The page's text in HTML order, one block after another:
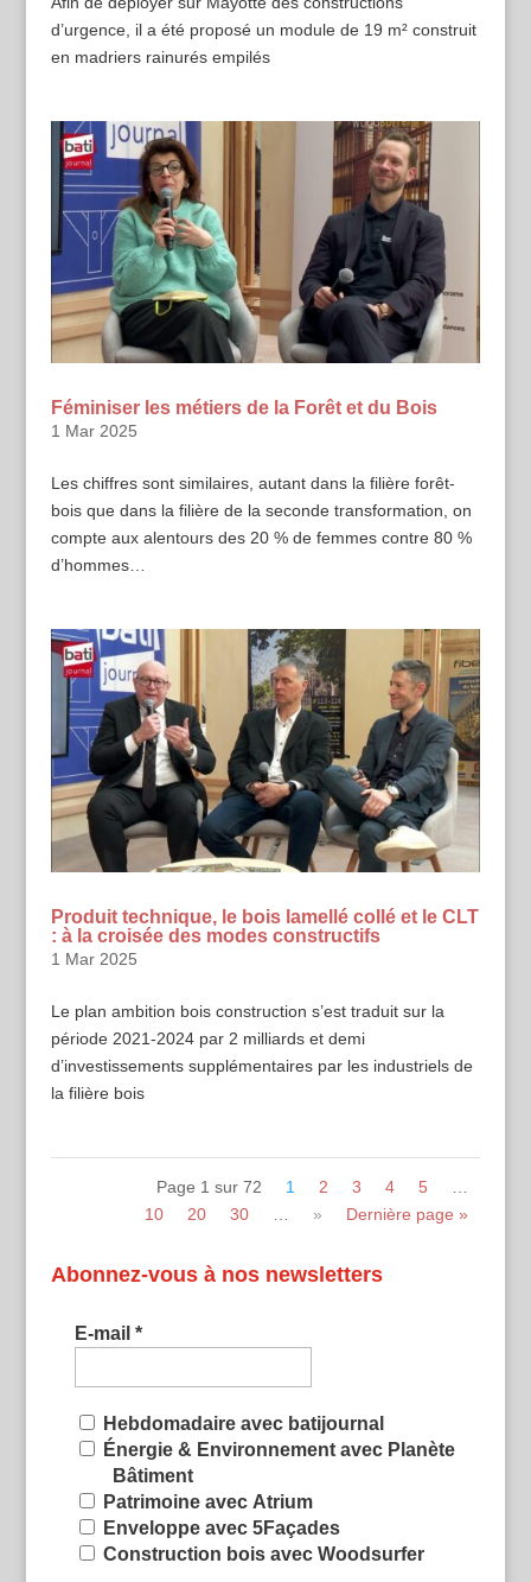
d’urgence, il a été proposé un module de 19 m² construit
en madriers rainurés empilés
Féminiser les métiers de la Forêt et du Bois
1 Mar 2025
Les chiffres sont similaires, autant dans la filière forêt-
bois que dans la filière de la seconde transformation, on
compte aux alentours des 20 % de femmes contre 80 %
d’hommes…
Produit technique, le bois lamellé collé et le CLT
: à la croisée des modes constructifs
1 Mar 2025
Le plan ambition bois construction s’est traduit sur la
période 2021-2024 par 2 milliards et demi
d’investissements supplémentaires par les industriels de
la filière bois
Page 1 sur 72 1 2 3 4 5
10
20 30 » Dernière page »
Abonnez-vous à nos newsletters
E-mail *
Hebdomadaire avec batijournal
Énergie & Environnement avec Planète
Bâtiment
Patrimoine avec Atrium
Enveloppe avec 5Façades
Construction bois avec Woodsurfer